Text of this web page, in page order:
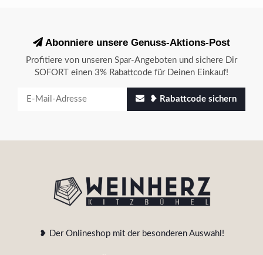
Abonniere unsere Genuss-Aktions-Post
Profitiere von unseren Spar-Angeboten und sichere Dir
SOFORT einen 3% Rabattcode für Deinen Einkauf!
❥ Rabattcode sichern
❥ Der Onlineshop mit der besonderen Auswahl!